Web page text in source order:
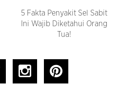
5 Fakta Penyakit Sel Sabit
Ini Wajib Diketahui Orang
Tua!